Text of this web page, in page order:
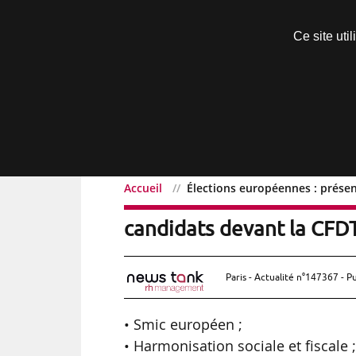
Accueil Élections européennes :
Élections européennes
candidats devant la
Paris - Actualité n°147367 -
• Smic européen ;
• Harmonisation sociale et fiscale ;
Ce site